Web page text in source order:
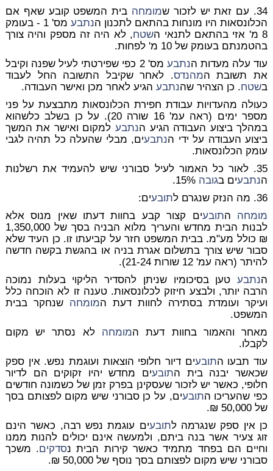
34. עם זאת יש לזכור ש
מומחה בית המשפט קובע שאף אם
הכלונסאות היו מונחות בהתאם לתכנון הנתבע
מס' 1 - בעומק
8 מ' אזי בהתאם לתנאי ה
שטח, לא היה זה מספק והיה צורך
בהטמנתם בעומק של 10 מ' לפחות.
עוד עלה מעדות הנתבע
מס' 2 כפי שפירטתי לעיל שפנה וקיבל
את תשובת המהנדס. לאחר שקיבל התשובה החל לעבוד
בשטח. כן הצהיר שהנתבעהגיע לאחר מכן ואישר העבודה.
כעולה מהעדויות עבודת חפירת הכלונסאות מתבצעת על פני
מספר ימים (ראה עמ' 16 שורה 20). על כן בשלב כלשהוא
במהלך ביצוע העבודה הגיע הנתבע למקום ואישר את המשך
ביצוע העבודה על ידי הנתבעים, מבלי שהעלה כל תהיה לגבי
עומק הכלונסאות.
35. לאור כל האמור לעיל סבורני שיש להעמיד את רשלנות
הנתבעים בגובה
36. מה הנזק שנגרם ל
תובעים:
מומחה התובעים קצור קבע בחוות דעתו שאין מנוס אלא
לבנות הבית מחדש והעריך מלוא הבניה בסך של 1,350,000
₪ כולל מע"מ. בבית המשפט חזר על קביעתו זו. כן העיד שלא
סבור שיש צורך בתשלום אגרת בניה או בהגשת בקשה חדשה
להיתר (ראה עמ' 12 שורות 21-24).
הנתבעטען בסיכומיו שניתן להסדיר הליקוי בעלות נמוכה
הרבה יותר, ולבצע חיזוק לכלונסאות. טענה זו לא הוכחה כלל
ועיקר ועומדת בסתירה לחוות דעת המומחה שנחקר בבית
המשפט.
מאחר והאמור בחוות דעת המומחה לא נסתר יש מקום
לקבלו.
עוד תבעו התובעים דיור חלופי הוצאות ועוגמת נפש. אין ספק
שכאשר יבנה בית התובעים מחדש יהיו זקוקים הם לדיור
חלופי, כאשר יש לזכור שעסקינן בפרק זמן של כשמונה חודשים
כפי שהעריכו התובעים, על כן סבורני שיש מקום לפצותם בסך
של 50,000 ₪.
כן אין ספק שנגרמה לתובעים עוגמת נפש רבה, כאשר הינם
זוג צעיר אשר בנה ביתם, ולמעשה אינם יכולים להנות ממנו
וחיים הם בפחד מתמיד כאשר קירות הבית נסדקים. משכך
סבורני שיש מקום לפצותם בסך נוסף של 50,000 ₪.